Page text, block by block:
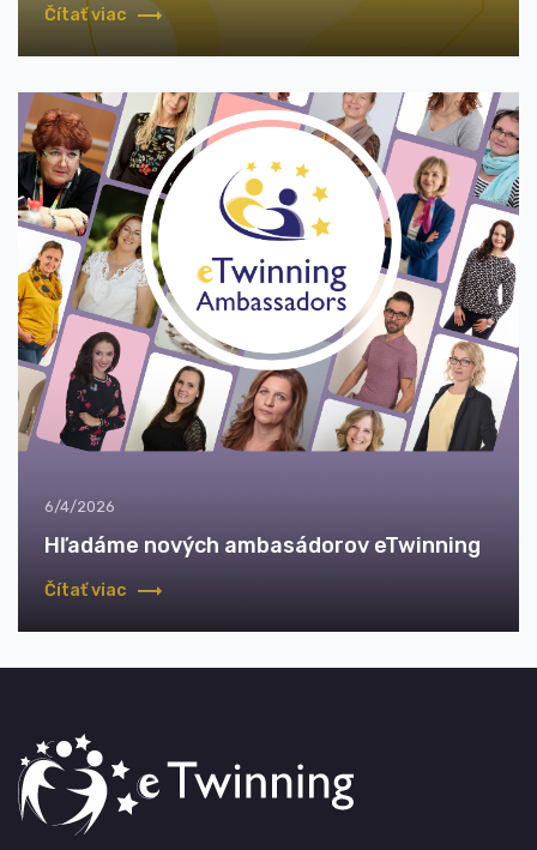
Čítať viac
6/4/2026
Hľadáme nových ambasádorov eTwinning
Čítať viac